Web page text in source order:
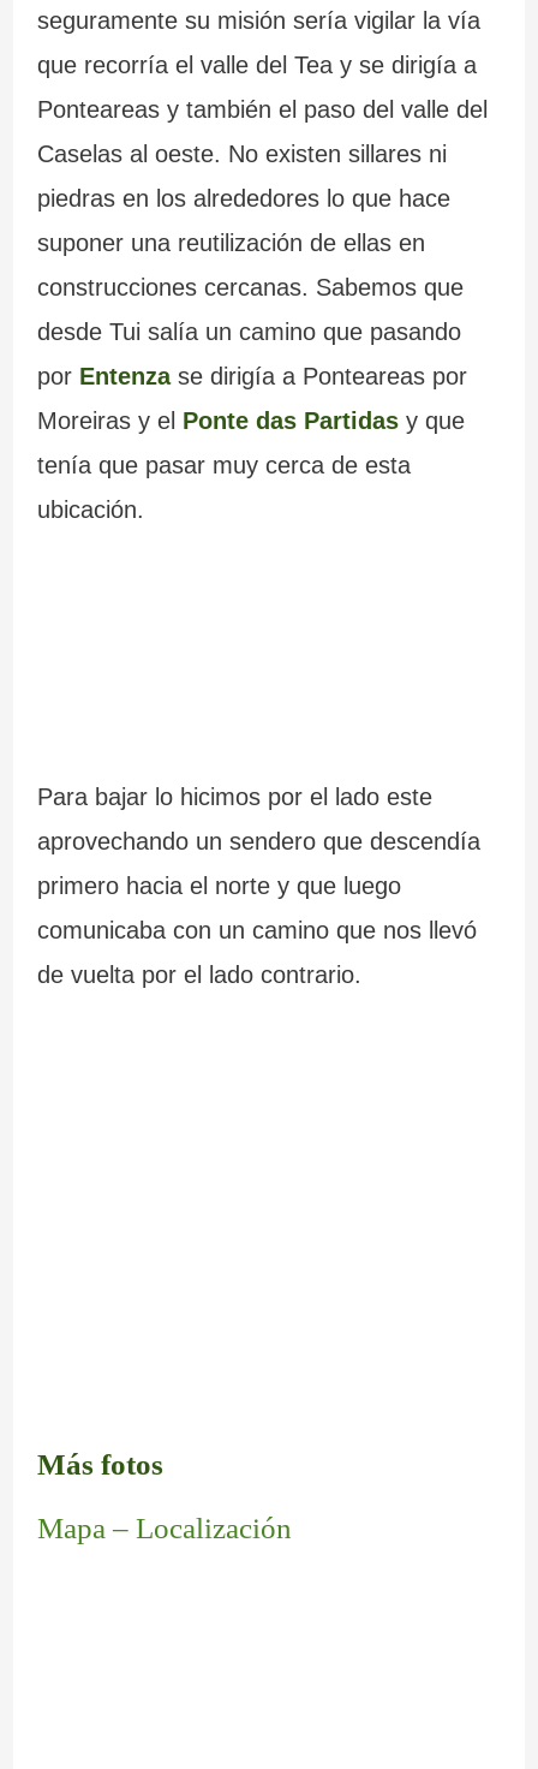
seguramente su misión sería vigilar la vía
que recorría el valle del Tea y se dirigía a
Ponteareas y también el paso del valle del
Caselas al oeste. No existen sillares ni
piedras en los alrededores lo que hace
suponer una reutilización de ellas en
construcciones cercanas. Sabemos que
desde Tui salía un camino que pasando
por Entenzase dirigía a Ponteareas por
Moreiras y el Ponte das Partidasy que
tenía que pasar muy cerca de esta
ubicación.
Para bajar lo hicimos por el lado este
aprovechando un sendero que descendía
primero hacia el norte y que luego
comunicaba con un camino que nos llevó
de vuelta por el lado contrario.
Más fotos
Mapa – Localización